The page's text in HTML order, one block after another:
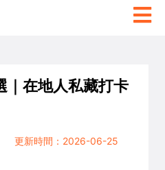
｜在地人私藏打卡
更新時間：2026-06-25